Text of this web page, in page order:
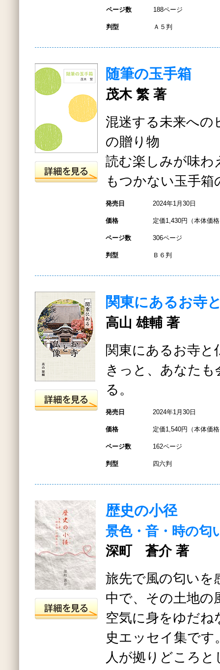
ページ数 188ページ
判型 Ａ５判
随筆の玉手箱
茂木 繁 著
混迷する未来への
の贈り物
読む楽しみが味わ
もつかない玉手箱
発売日 2024年1月30日
価格 定価1,430円（本体価
ページ数 306ページ
判型 Ｂ６判
関東にあるお寺
高山 雄輔 著
関東にあるお寺と
きっと、あなた
る。
発売日 2024年1月30日
価格 定価1,540円（本体価
ページ数 162ページ
判型 四六判
歴史の小径
景色・音・時の
深町 蒼介 著
旅先で風の匂いを
中で、その土地の
空気に身をゆだね
史エッセイ集です
人が拠りどころと